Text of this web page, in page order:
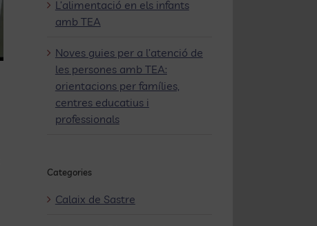
L’alimentació en els infants
amb TEA
Noves guies per a l’atenció de
les persones amb TEA:
orientacions per famílies,
centres educatius i
professionals
Categories
Calaix de Sastre